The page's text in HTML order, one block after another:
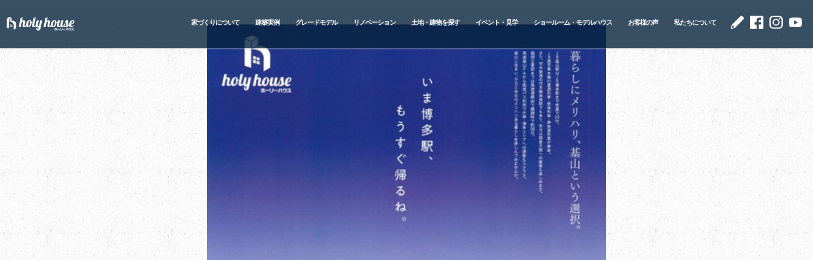
家づくりについて 建築実例 グレードモデル リノベーション 土地・建物を探す イベント・見学 ショールーム・モデルハウス お客様の声 私たちについて